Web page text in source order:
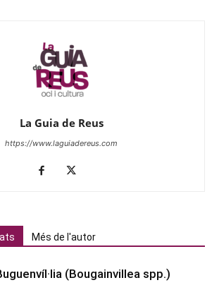
La Guia de Reus
https://www.laguiadereus.com
Més de l'autor
(Bougainvillea spp.)